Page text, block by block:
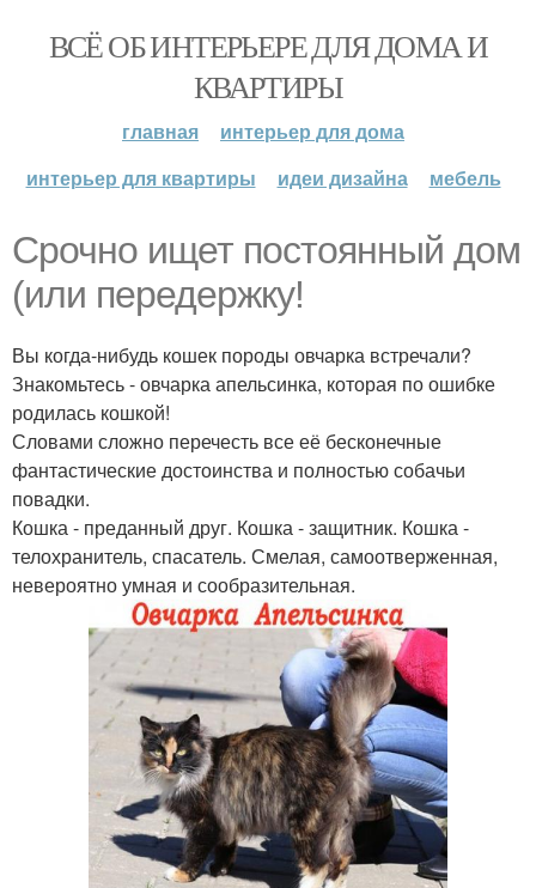
ВСЁ ОБ ИНТЕРЬЕРЕ ДЛЯ ДОМА И
КВАРТИРЫ
главная
интерьер для дома
интерьер для квартиры
идеи дизайна мебель
Срочно ищет постоянный дом
(или передержку!
Вы когда-нибудь кошек породы овчарка встречали?
Знакомьтесь - овчарка апельсинка, которая по ошибке
родилась кошкой!
Словами сложно перечесть все её бесконечные
фантастические достоинства и полностью собачьи
повадки.
Кошка - преданный друг. Кошка - защитник. Кошка -
телохранитель, спасатель. Смелая, самоотверженная,
невероятно умная и сообразительная.